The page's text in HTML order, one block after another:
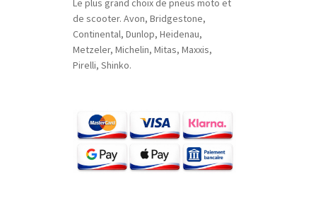
Le plus grand choix de pneus moto et
de scooter. Avon, Bridgestone,
Continental, Dunlop, Heidenau,
Metzeler, Michelin, Mitas, Maxxis,
Pirelli, Shinko.